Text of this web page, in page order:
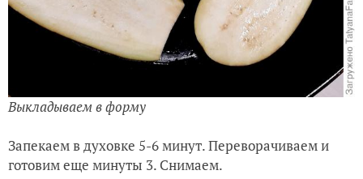
Выкладываем в форму
Запекаем в духовке 5-6 минут. Переворачиваем и
готовим еще минуты 3. Снимаем.